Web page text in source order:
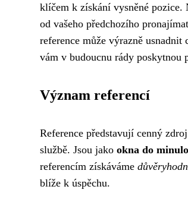
klíčem k získání vysněné pozice.
od vašeho předchozího
reference může výrazně
vám v budoucnu rády poskytnou
Význam referencí
Reference představují cenný
službě. Jsou jako okna do
referencím získáváme
blíže k úspěchu.